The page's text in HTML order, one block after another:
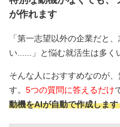
が作れます
「第一志望以外の企業だと
い......」と悩む就活生は多く
そんな人におすすめなのが
す。 5つの質問に答えるだけ
動機をAIが自動で作成します